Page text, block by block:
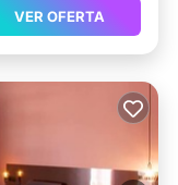
VER OFERTA